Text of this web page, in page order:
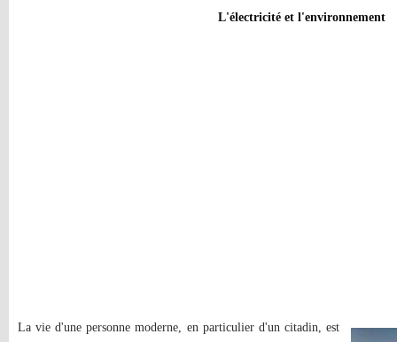
L'électricité et l'environnement
La vie d'une personne moderne, en particulier d'un citadin, est